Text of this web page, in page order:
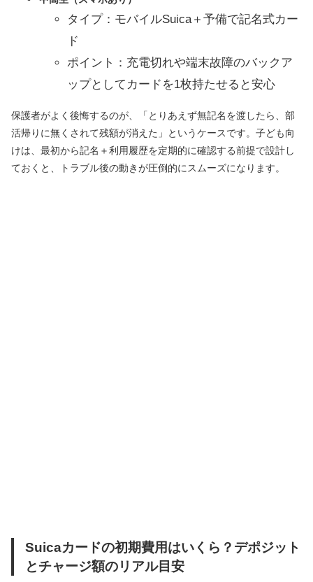
タイプ：モバイルSuica＋予備で記名式カー
ド
ポイント：充電切れや端末故障のバックア
ップとしてカードを1枚持たせると安心
保護者がよく後悔するのが、「とりあえず無記名を渡したら、部
活帰りに無くされて残額が消えた」というケースです。子ども向
けは、最初から記名＋利用履歴を定期的に確認する前提で設計し
ておくと、トラブル後の動きが圧倒的にスムーズになります。
Suicaカードの初期費用はいくら？デポジット
とチャージ額のリアル目安